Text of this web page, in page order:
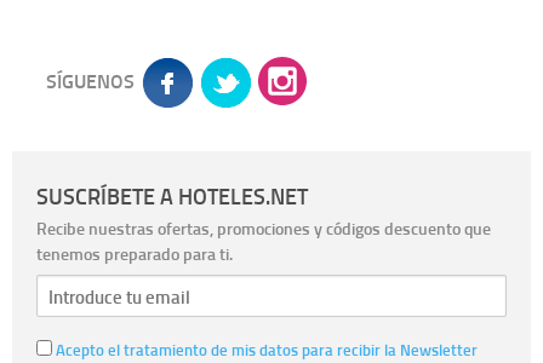
SÍGUENOS
SUSCRÍBETE A HOTELES.NET
Recibe nuestras ofertas, promociones y códigos descuento que
tenemos preparado para ti.
Acepto el tratamiento de mis datos para recibir la Newsletter